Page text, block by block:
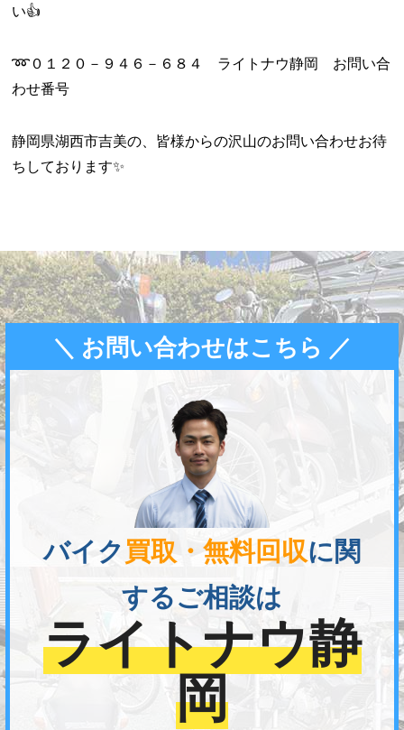
い👍️
➿０１２０－９４６－６８４ ライトナウ静岡 お問い合
わせ番号
静岡県湖西市吉美の、皆様からの沢山のお問い合わせお待
ちしております✨
＼ お問い合わせはこちら ／
バイク 買取・無料回収に関
するご相談は
ライトナウ静
岡